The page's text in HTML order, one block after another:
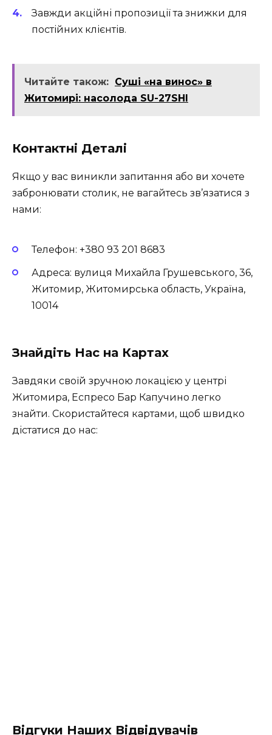
Завжди акційні пропозиції та знижки для
постійних клієнтів.
Читайте також: Суші «на винос» в
Житомирі: насолода SU-27SHI
Контактні Деталі
Якщо у вас виникли запитання або ви хочете
забронювати столик, не вагайтесь зв’язатися з
нами:
Телефон: +380 93 201 8683
Адреса: вулиця Михайла Грушевського, 36,
Житомир, Житомирська область, Україна,
10014
Знайдіть Нас на Картах
Завдяки своїй зручною локацією у центрі
Житомира, Еспресо Бар Капучино легко
знайти. Скористайтеся картами, щоб швидко
дістатися до нас:
Відгуки Наших Відвідувачів